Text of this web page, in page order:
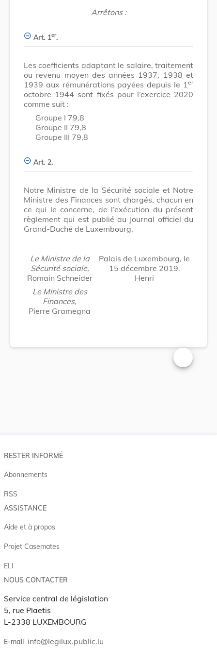
Arrêtons :
Art. 1er.
Les coefficients adaptant le salaire, traitement
ou revenu moyen des années 1937, 1938 et
1939 aux rémunérations payées depuis le 1 er
octobre 1944 sont fixés pour l’exercice 2020
comme suit :
Groupe I 79,8
Groupe II 79,8
Groupe III 79,8
Art. 2.
Notre Ministre de la Sécurité sociale et Notre
Ministre des Finances sont chargés, chacun en
ce qui le concerne, de l’exécution du présent
règlement qui est publié au Journal officiel du
Grand-Duché de Luxembourg.
Le Ministre de la
Sécurité sociale,
Romain Schneider
Le Ministre des
Finances,
Pierre Gramegna
Palais de Luxembourg, le
15 décembre 2019.
Henri
Changer la
RESTER INFORMÉ
Abonnements
RSS
ASSISTANCE
Aide et à propos
Projet Casemates
ELI
NOUS CONTACTER
Service central de législation
5, rue Plaetis
L-2338 LUXEMBOURG
E-mail info@legilux.public.lu